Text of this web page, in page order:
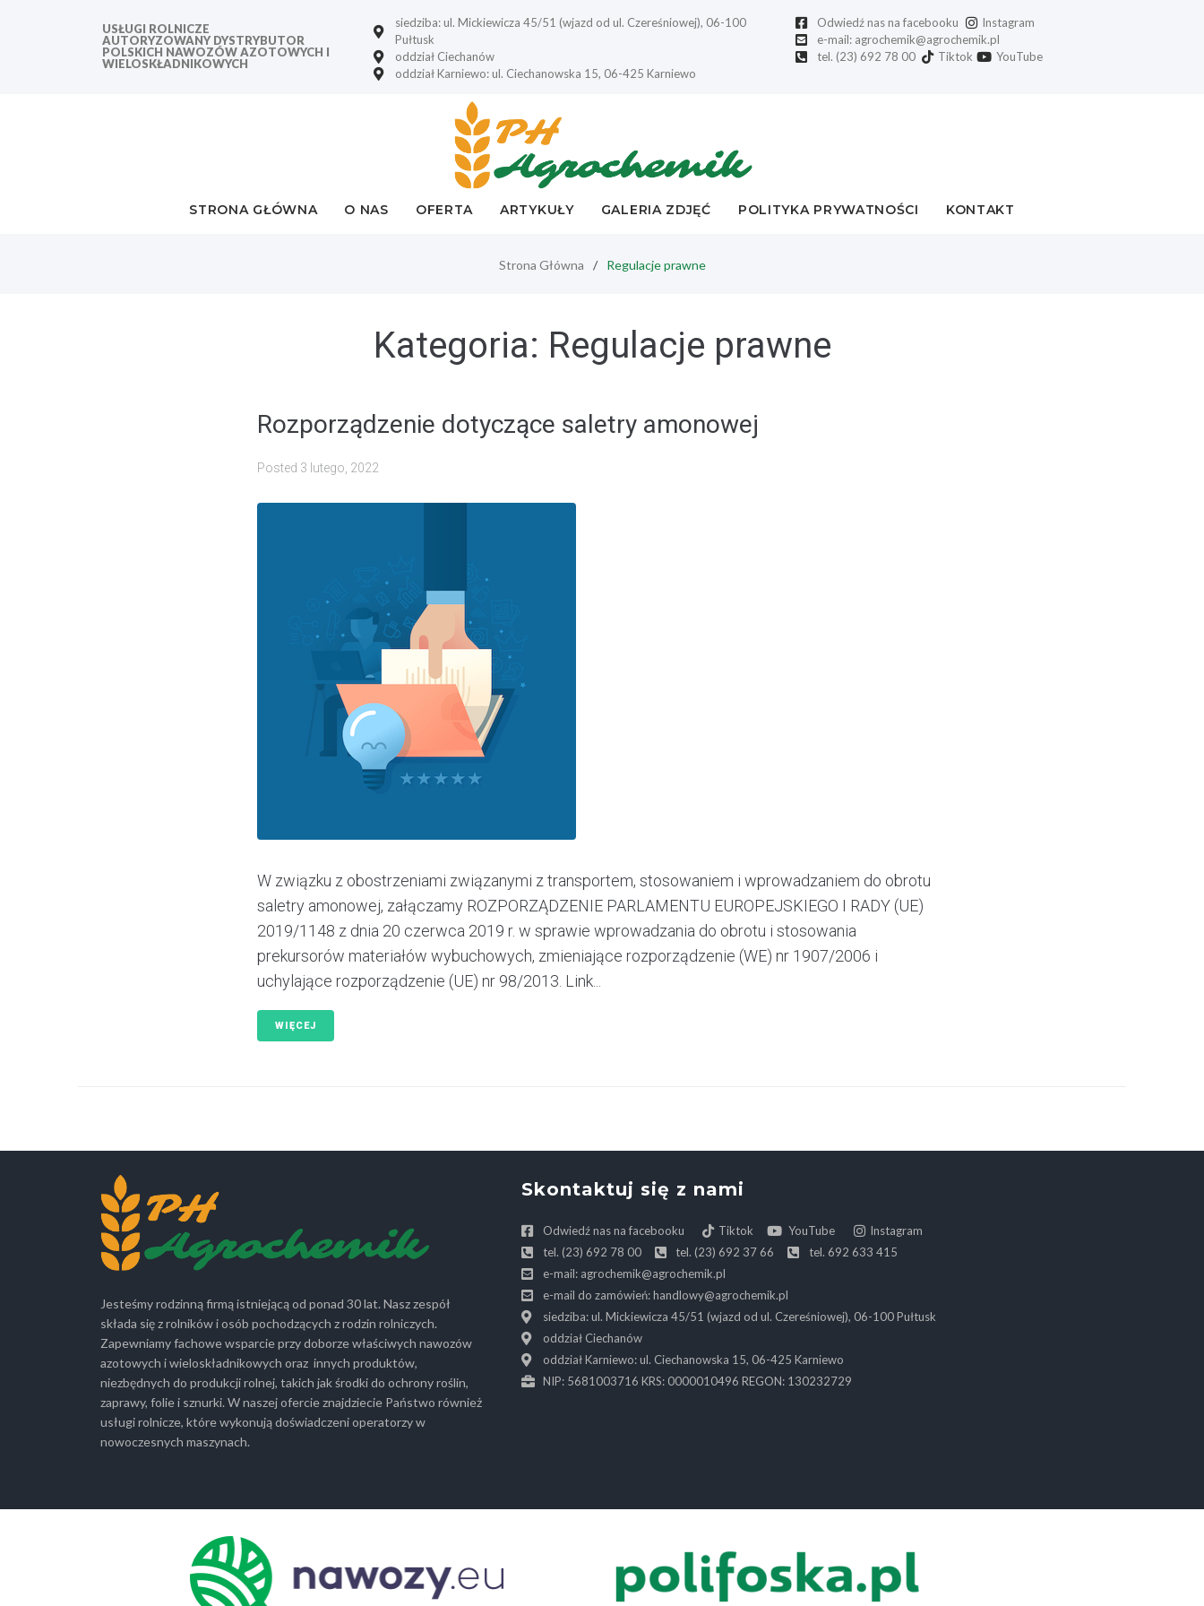
USŁUGI ROLNICZE
AUTORYZOWANY DYSTRYBUTOR
POLSKICH NAWOZÓW AZOTOWYCH I
WIELOSKŁADNIKOWYCH
siedziba: ul. Mickiewicza 45/51 (wjazd od ul. Czereśniowej), 06-100
Pułtusk
oddział Ciechanów
oddział Karniewo: ul. Ciechanowska 15, 06-425 Karniewo
Odwiedź nas na facebooku
Instagram
e-mail: agrochemik@agrochemik.pl
tel. (23) 692 78 00
Tiktok YouTube
STRONA GŁÓWNA O NAS OFERTA ARTYKUŁY GALERIA ZDJĘĆ POLITYKA PRYWATNOŚCI KONTAKT
Strona Główna / Regulacje prawne
Kategoria: Regulacje prawne
Rozporządzenie dotyczące saletry amonowej
Posted 3 lutego, 2022
W związku z obostrzeniami związanymi z transportem, stosowaniem i wprowadzaniem do obrotu
saletry amonowej, załączamy ROZPORZĄDZENIE PARLAMENTU EUROPEJSKIEGO I RADY (UE)
2019/1148 z dnia 20 czerwca 2019 r. w sprawie wprowadzania do obrotu i stosowania
prekursorów materiałów wybuchowych, zmieniające rozporządzenie (WE) nr 1907/2006 i
uchylające rozporządzenie (UE) nr 98/2013. Link...
WIĘCEJ
Jesteśmy rodzinną firmą istniejącą od ponad 30 lat. Nasz zespół
składa się z rolników i osób pochodzących z rodzin rolniczych.
Zapewniamy fachowe wsparcie przy doborze właściwych nawozów
azotowych i wieloskładnikowych oraz innych produktów,
niezbędnych do produkcji rolnej, takich jak środki do ochrony roślin,
zaprawy, folie i sznurki. W naszej ofercie znajdziecie Państwo również
usługi rolnicze, które wykonują doświadczeni operatorzy w
nowoczesnych maszynach.
Skontaktuj się z nami
Odwiedź nas na facebooku Tiktok YouTube
Instagram
tel. (23) 692 78 00
tel. (23) 692 37 66
tel. 692 633 415
e-mail: agrochemik@agrochemik.pl
e-mail do zamówień: handlowy@agrochemik.pl
siedziba: ul. Mickiewicza 45/51 (wjazd od ul. Czereśniowej), 06-100 Pułtusk
oddział Ciechanów
oddział Karniewo: ul. Ciechanowska 15, 06-425 Karniewo
NIP: 5681003716 KRS: 0000010496 REGON: 130232729